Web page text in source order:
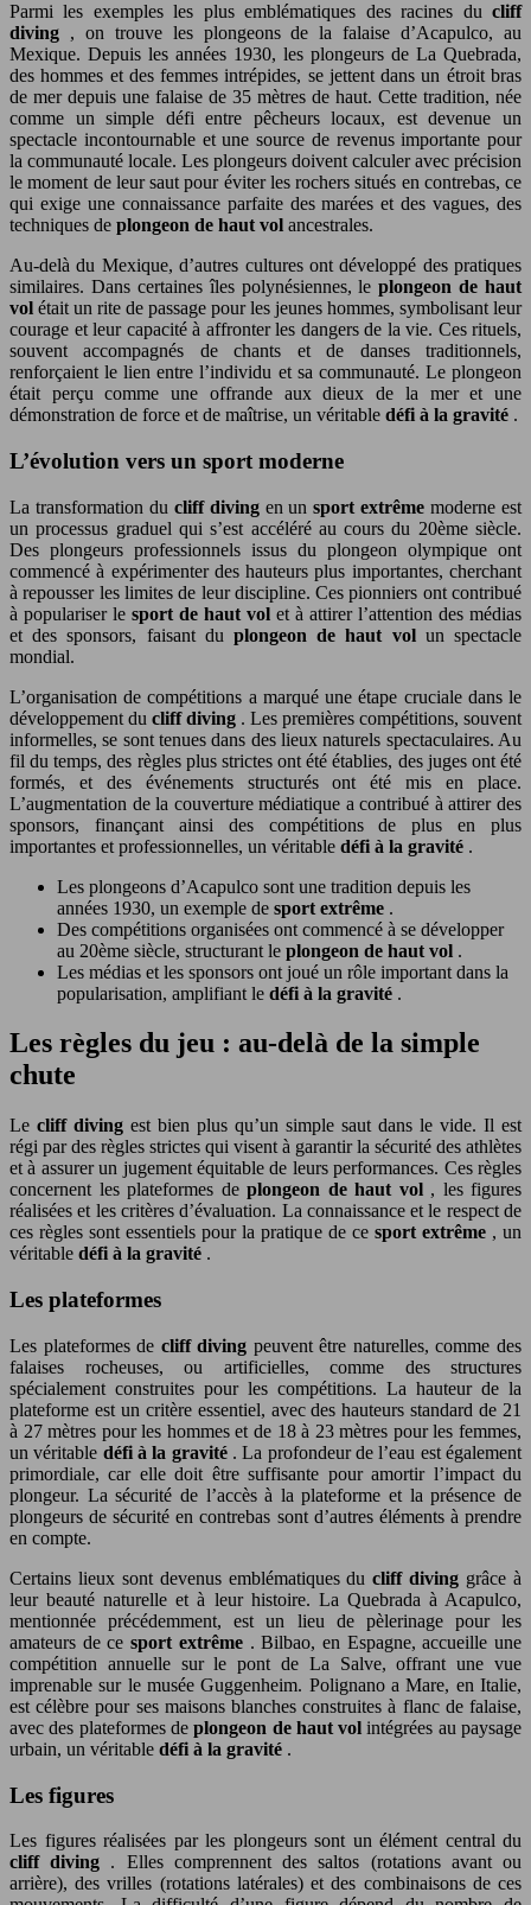
Parmi les exemples les plus emblématiques des racines du cliff
diving , on trouve les plongeons de la falaise d’Acapulco, au
Mexique. Depuis les années 1930, les plongeurs de La Quebrada,
des hommes et des femmes intrépides, se jettent dans un étroit bras
de mer depuis une falaise de 35 mètres de haut. Cette tradition, née
comme un simple défi entre pêcheurs locaux, est devenue un
spectacle incontournable et une source de revenus importante pour
la communauté locale. Les plongeurs doivent calculer avec précision
le moment de leur saut pour éviter les rochers situés en contrebas, ce
qui exige une connaissance parfaite des marées et des vagues, des
techniques de plongeon de haut vol ancestrales.
Au-delà du Mexique, d’autres cultures ont développé des pratiques
similaires. Dans certaines îles polynésiennes, leplongeon de haut
vol était un rite de passage pour les jeunes hommes, symbolisant leur
courage et leur capacité à affronter les dangers de la vie. Ces rituels,
souvent accompagnés de chants et de danses traditionnels,
renforçaient le lien entre l’individu et sa communauté. Le plongeon
était perçu comme une offrande aux dieux de la mer et une
démonstration de force et de maîtrise, un véritable défi à la gravité .
L’évolution vers un sport moderne
La transformation du cliff diving en unsport extrêmemoderne est
un processus graduel qui s’est accéléré au cours du 20ème siècle.
Des plongeurs professionnels issus du plongeon olympique ont
commencé à expérimenter des hauteurs plus importantes, cherchant
à repousser les limites de leur discipline. Ces pionniers ont contribué
à populariser le sport de haut vol et à attirer l’attention des médias
et des sponsors, faisant du plongeon de haut vol un spectacle
mondial.
L’organisation de compétitions a marqué une étape cruciale dans le
développement du cliff diving . Les premières compétitions, souvent
informelles, se sont tenues dans des lieux naturels spectaculaires. Au
fil du temps, des règles plus strictes ont été établies, des juges ont été
formés, et des événements structurés ont été mis en place.
L’augmentation de la couverture médiatique a contribué à attirer des
sponsors, finançant ainsi des compétitions de plus en plus
importantes et professionnelles, un véritable défi à la gravité .
Les plongeons d’Acapulco sont une tradition depuis les
années 1930, un exemple de sport extrême .
Des compétitions organisées ont commencé à se développer
au 20ème siècle, structurant le plongeon de haut vol .
Les médias et les sponsors ont joué un rôle important dans la
popularisation, amplifiant le défi à la gravité .
Les règles du jeu : au-delà de la simple
chute
Le cliff diving est bien plus qu’un simple saut dans le vide. Il est
régi par des règles strictes qui visent à garantir la sécurité des athlètes
et à assurer un jugement équitable de leurs performances. Ces règles
concernent les plateformes de plongeon de haut vol , les figures
réalisées et les critères d’évaluation. La connaissance et le respect de
ces règles sont essentiels pour la pratique de ce sport extrême , un
véritable défi à la gravité .
Les plateformes
Les plateformes de cliff diving peuvent être naturelles, comme des
falaises rocheuses, ou artificielles, comme des structures
spécialement construites pour les compétitions. La hauteur de la
plateforme est un critère essentiel, avec des hauteurs standard de 21
à 27 mètres pour les hommes et de 18 à 23 mètres pour les femmes,
un véritable défi à la gravité . La profondeur de l’eau est également
primordiale, car elle doit être suffisante pour amortir l’impact du
plongeur. La sécurité de l’accès à la plateforme et la présence de
plongeurs de sécurité en contrebas sont d’autres éléments à prendre
en compte.
Certains lieux sont devenus emblématiques ducliff diving grâce à
leur beauté naturelle et à leur histoire. La Quebrada à Acapulco,
mentionnée précédemment, est un lieu de pèlerinage pour les
amateurs de cesport extrême . Bilbao, en Espagne, accueille une
compétition annuelle sur le pont de La Salve, offrant une vue
imprenable sur le musée Guggenheim. Polignano a Mare, en Italie,
est célèbre pour ses maisons blanches construites à flanc de falaise,
avec des plateformes deplongeon de haut volintégrées au paysage
urbain, un véritable défi à la gravité .
Les figures
Les figures réalisées par les plongeurs sont un élément central du
cliff diving . Elles comprennent des saltos (rotations avant ou
arrière), des vrilles (rotations latérales) et des combinaisons de ces